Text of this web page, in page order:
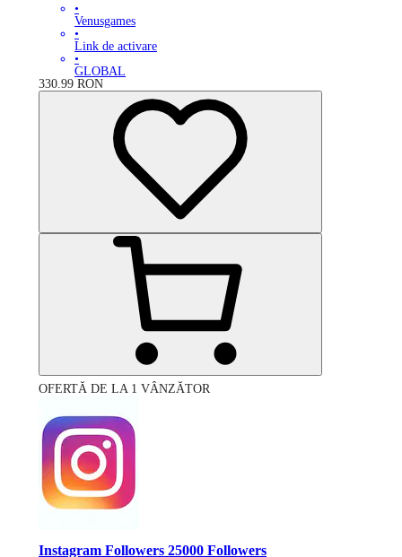
•
Venusgames
•
Link de activare
•
GLOBAL
330.99 RON
OFERTĂ DE LA 1 VÂNZĂTOR
Instagram Followers 25000 Followers